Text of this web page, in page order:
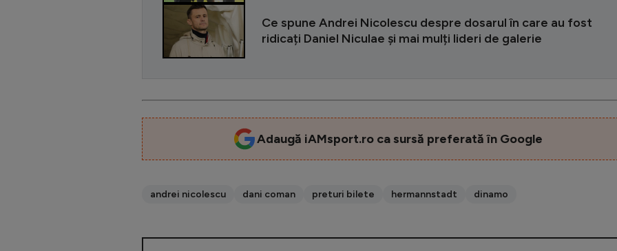
Ce spune Andrei Nicolescu despre dosarul în care au fost
ridicați Daniel Niculae și mai mulți lideri de galerie
Adaugă iAMsport.ro ca sursă preferată în Google
andrei nicolescu dani coman preturi bilete hermannstadt dinamo